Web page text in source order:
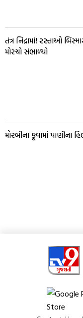
તંત્ર નિદ્રામાં! રસ્તાઓ
મોરચો સંભાળ્યો
મોરબીના કૂવામાં પાણીના